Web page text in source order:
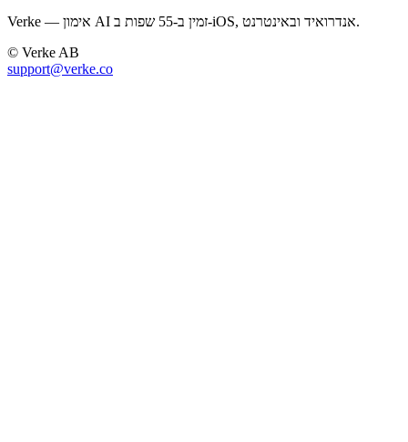
Verke — אימון AI זמין ב-55 שפות ב-iOS, אנדרואיד ובאינטרנט.
© Verke AB
support@verke.co